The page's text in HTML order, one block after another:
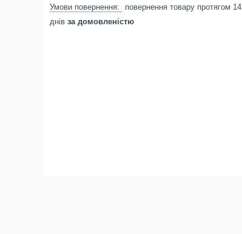
повернення товару протягом 14
днів за домовленістю